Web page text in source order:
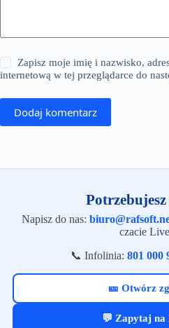
Zapisz moje imię i nazwisko,
internetową w tej przeglądarce do
Dodaj komentarz
Napisz do nas:
czacie
📞 Infolinia: 801 000
🎫 Otwórz
💬 Zapytaj na